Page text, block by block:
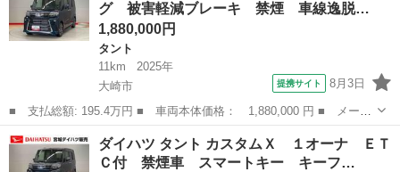
ベンチシート エア...グ 被害軽減ブレーキ 禁煙 車線逸脱…
1,880,000円
タント
11km
2025年
大崎市
提携サイト 8月3日
■ 支払総額: 195.4万円 ■ 車両本体価格： 1,880,000 円 ■ メーカ
ー名： ダイハツ ■ 車種名： タント ■ グレード名： カスタム
ＲＳ アイドリング 被害軽減ブレーキ 禁煙 車線逸脱防止 リア
カメラ ...
宮城 大崎市 タント
ダイハツ タント カスタムＸ １オーナ ＥＴ
Ｃ付 禁煙車 スマートキー キーフ…